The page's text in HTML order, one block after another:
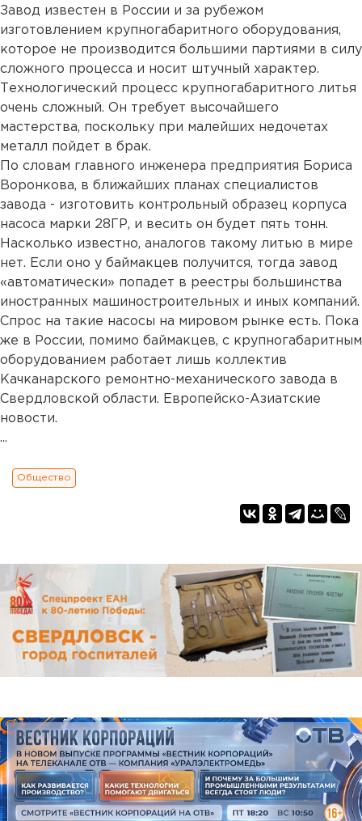
Завод известен в России и за рубежом
изготовлением крупногабаритного оборудования,
которое не производится большими партиями в силу
сложного процесса и носит штучный характер.
Технологический процесс крупногабаритного литья
очень сложный. Он требует высочайшего
мастерства, поскольку при малейших недочетах
металл пойдет в брак.
По словам главного инженера предприятия Бориса
Воронкова, в ближайших планах специалистов
завода - изготовить контрольный образец корпуса
насоса марки 28ГР, и весить он будет пять тонн.
Насколько известно, аналогов такому литью в мире
нет. Если оно у баймакцев получится, тогда завод
«автоматически» попадет в реестры большинства
иностранных машиностроительных и иных компаний.
Спрос на такие насосы на мировом рынке есть. Пока
же в России, помимо баймакцев, с крупногабаритным
оборудованием работает лишь коллектив
Качканарского ремонтно-механического завода в
Свердловской области. Европейско-Азиатские
новости.
...
Общество